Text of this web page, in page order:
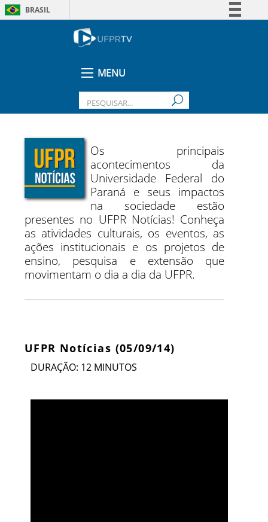
BRASIL
Legislação
MENU
Os principais
acontecimentos da
Universidade Federal do
Paraná e seus impactos
na sociedade estão
presentes no UFPR Notícias! Conheça
as atividades culturais, os eventos, as
ações institucionais e os projetos de
ensino, pesquisa e extensão que
movimentam o dia a dia da UFPR.
UFPR Notícias (05/09/14)
DURAÇÃO: 12 MINUTOS